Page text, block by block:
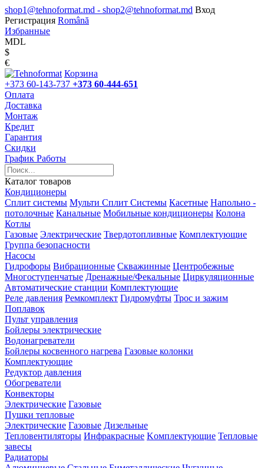
shop1@tehnoformat.md - shop2@tehnoformat.md Вход
Регистрация Română
Избранные
MDL
$
€
Корзина
+373 60-143-737 +373 60-444-651
Оплата
Доставка
Монтаж
Кредит
Гарантия
Скидки
График Работы
Каталог товаров
Кондиционеры
Сплит системы Мульти Сплит Системы Касетные Напольно -
потолочные Канальные Мобильные кондиционеры Колона
Котлы
Газовые Электрические Твердотопливные Комплектующие
Группа безопасности
Насосы
Гидрофоры Вибрационные Скважинные Центробежные
Многоступенчатые Дренажные/Фекальные Циркуляционные
Автоматические станции Комплектующие
Реле давления Ремкомплект Гидромуфты Трос и зажим
Поплавок
Пульт управления
Бойлеры электрические
Водонагреватели
Бойлеры косвенного нагрева Газовые колонки
Комплектующие
Редуктор давления
Обогреватели
Конвекторы
Электрические Газовые
Пушки тепловые
Электрические Газовые Дизельные
Тепловентиляторы Инфракрасные Kомплектующие Тепловые
завесы
Радиаторы